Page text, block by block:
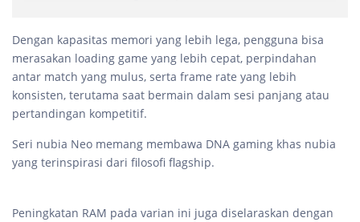
Dengan kapasitas memori yang lebih lega, pengguna bisa
merasakan loading game yang lebih cepat, perpindahan
antar match yang mulus, serta frame rate yang lebih
konsisten, terutama saat bermain dalam sesi panjang atau
pertandingan kompetitif.
Seri nubia Neo memang membawa DNA gaming khas nubia
yang terinspirasi dari filosofi flagship.
Peningkatan RAM pada varian ini juga diselaraskan dengan